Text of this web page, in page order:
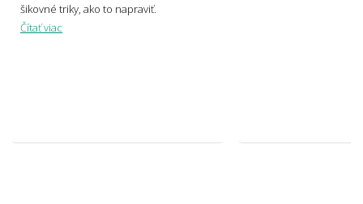
Viete mi miestnosť namodelovať aj do iného
štýlu interiéru?
Aký materiál metrážneho koberca vybrať -
šikovné triky, ako to napraviť.
Čítať viac